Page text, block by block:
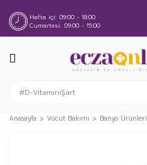
Hafta içi 09:00 - 18:00
Cumartesi 09:00 - 15:00
Anasayfa Vücut Bakımı Banyo Ürünleri